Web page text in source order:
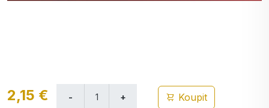
2,15 € Koupit